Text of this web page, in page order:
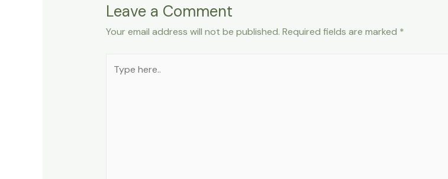
Leave a Comment
Your email address will not be published. Required fields are marked *
here..